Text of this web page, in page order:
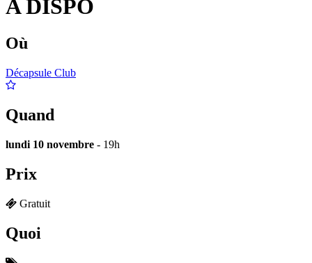
A DISPO
Où
Décapsule Club
Quand
lundi 10 novembre - 19h
Prix
Gratuit
Quoi